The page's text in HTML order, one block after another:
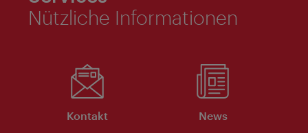
Nützliche Informationen
Kontakt News